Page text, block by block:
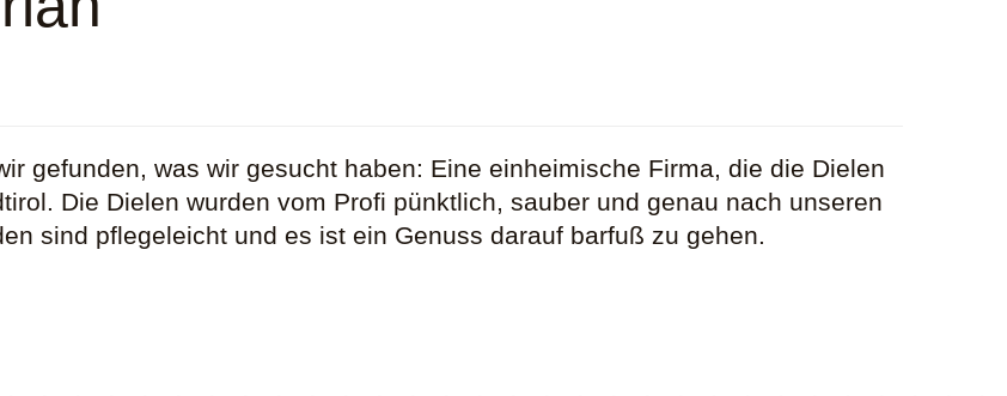
gefunden, was wir gesucht haben: Eine einheimische Firma, die die Dielen
Die Dielen wurden vom Profi pünktlich, sauber und genau nach unseren
sind pflegeleicht und es ist ein Genuss darauf barfuß zu gehen.